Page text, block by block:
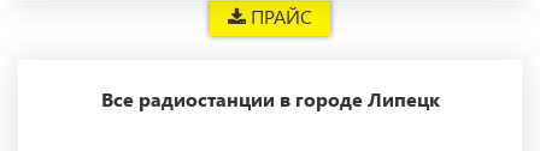
ПРАЙС
Все радиостанции в городе Липецк